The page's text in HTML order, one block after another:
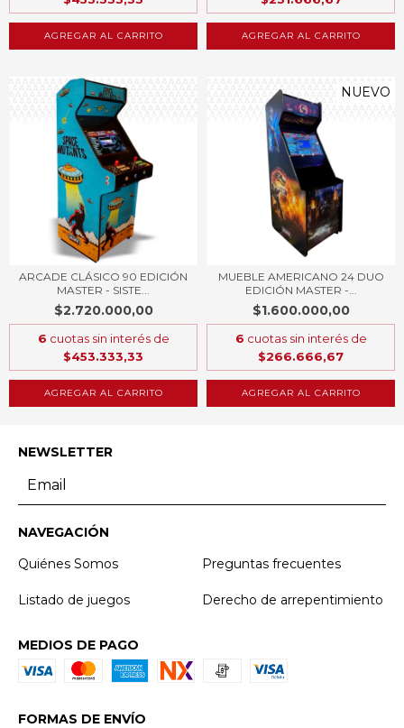
AGREGAR AL CARRITO AGREGAR AL CARRITO
ARCADE CLÁSICO 90 EDICIÓN
MASTER - SISTE...
$2.720.000,00
6 cuotas sin interés de
$453.333,33
AGREGAR AL CARRITO
NUEVO
MUEBLE AMERICANO 24 DUO
EDICIÓN MASTER -...
$1.600.000,00
6 cuotas sin interés de
$266.666,67
AGREGAR AL CARRITO
NEWSLETTER
NAVEGACIÓN
Quiénes Somos
Preguntas frecuentes
Listado de juegos Derecho de arrepentimiento
MEDIOS DE PAGO
FORMAS DE ENVÍO